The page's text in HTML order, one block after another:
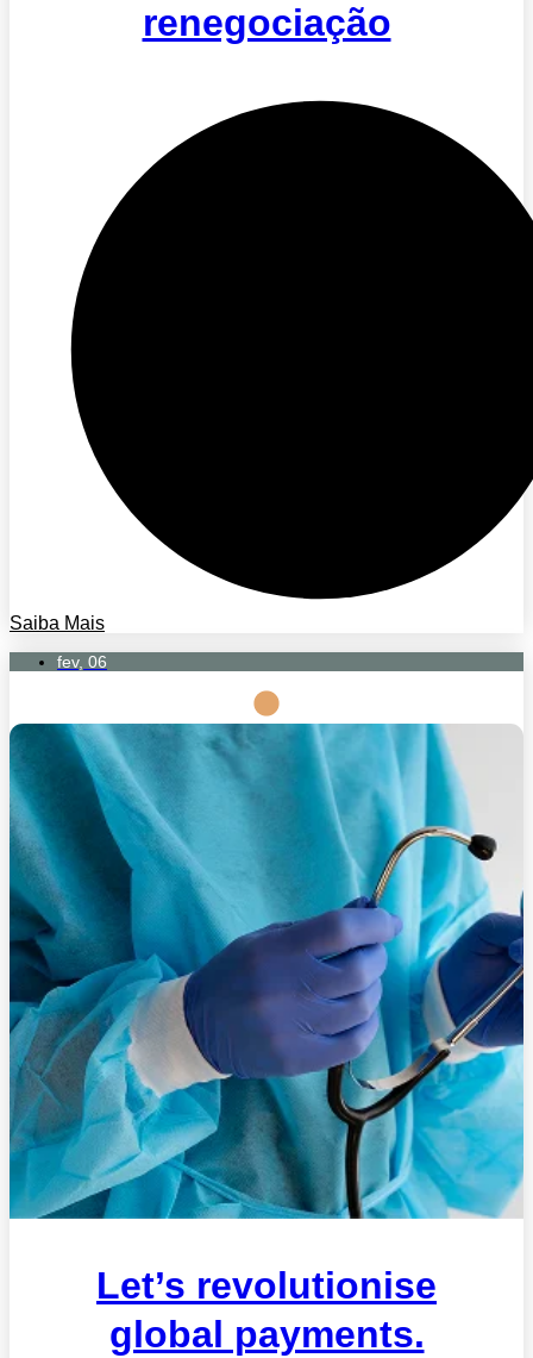
renegociação
Saiba Mais
fev, 06
Let’s revolutionise
global payments.